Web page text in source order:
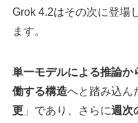
Grok 4.2はその次に登場
ます。
単一モデルによる推論か
働する構造へと踏み込ん
更」であり、さらに週次